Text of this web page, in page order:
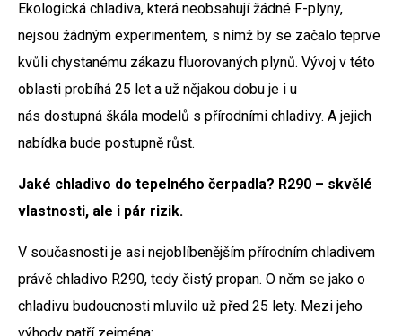
Ekologická chladiva, která neobsahují žádné F-plyny,
nejsou žádným experimentem, s nímž by se začalo teprve
kvůli chystanému zákazu fluorovaných plynů. Vývoj v této
oblasti probíhá 25 let a už nějakou dobu je i u
nás dostupná škála modelů s přírodními chladivy. A jejich
nabídka bude postupně růst.
Jaké chladivo do tepelného čerpadla? R290 – skvělé
vlastnosti, ale i pár rizik.
V současnosti je asi nejoblíbenějším přírodním chladivem
právě chladivo R290, tedy čistý propan. O něm se jako o
chladivu budoucnosti mluvilo už před 25 lety. Mezi jeho